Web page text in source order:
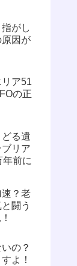
がし
因が
ア51
の正
る遺
リア
前に
？老
闘う
の？
よ！